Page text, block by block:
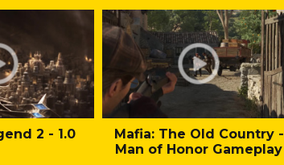
2 - 1.0
Mafia: The Old Country -
Man of Honor Gameplay